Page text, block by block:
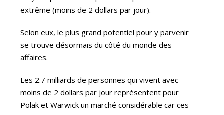
extrême (moins de 2 dollars par jour).
Selon eux, le plus grand potentiel pour y parvenir
se trouve désormais du côté du monde des
affaires.
Les 2.7 milliards de personnes qui vivent avec
moins de 2 dollars par jour représentent pour
Polak et Warwick un marché considérable car ces